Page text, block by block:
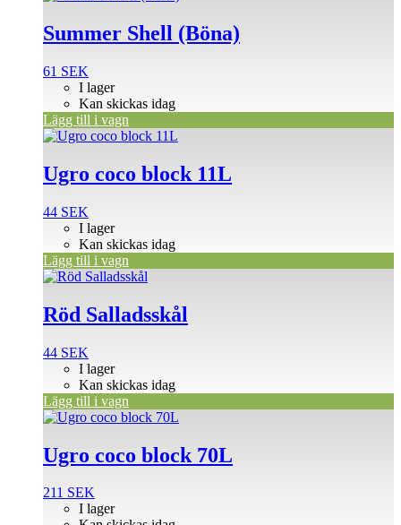
Summer Shell (Böna)
61 SEK
I lager
Kan skickas idag
Lägg till i vagn
Ugro coco block 11L
44 SEK
I lager
Kan skickas idag
Lägg till i vagn
Röd Salladsskål
44 SEK
I lager
Kan skickas idag
Lägg till i vagn
Ugro coco block 70L
211 SEK
I lager